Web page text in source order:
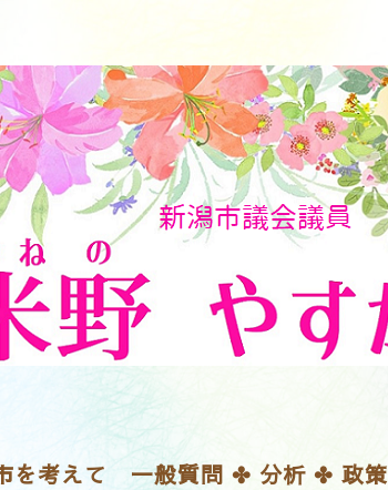
を考えて 一般質問 ✤ 分析 ✤ 政策